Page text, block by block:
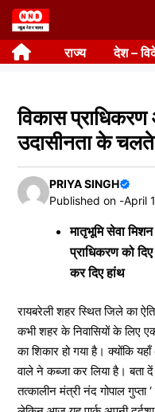
Skip
to
content राज्य देश –
विकास
उदासीनता के चलते
PRIYA SINGH
Published on -April
मातृभूमि सेवा
प्राधिकरण को
कर दिए हांथ
रायबरेली शहर स्थित जिले का
कभी शहर के निवासियों के लिए
का शिकार हो गया है। क्योंकि
वाले ने कब्जा कर लिया है। बता
तत्कालीन मंत्री नंद गोपाल गुप्ता